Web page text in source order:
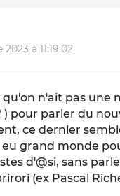
à 11:19:02
n'ait pas une
pour parler du
ce dernier
eu grand monde
d'@si, sans
(ex Pascal